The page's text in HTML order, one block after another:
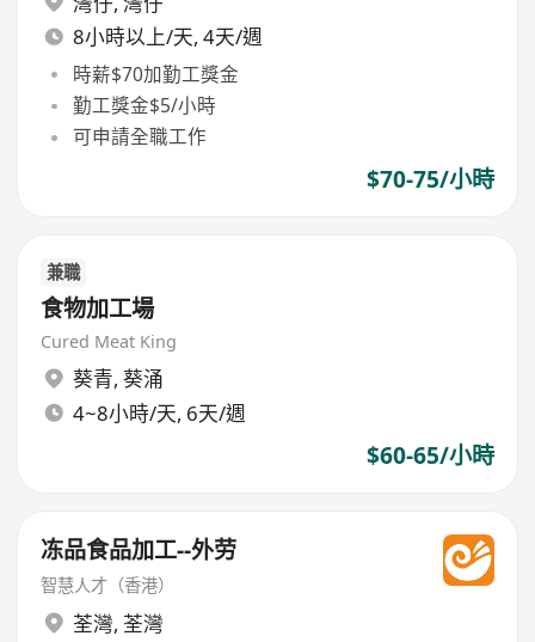
8小時以上/天, 4天/週
時薪$70加勤工獎金
勤工獎金$5/小時
可申請全職工作
$70-75/小時
兼職
食物加工場
Cured Meat King
葵青, 葵涌
4~8小時/天, 6天/週
$60-65/小時
冻品食品加工--外劳
智慧人才（香港）
荃灣, 荃灣